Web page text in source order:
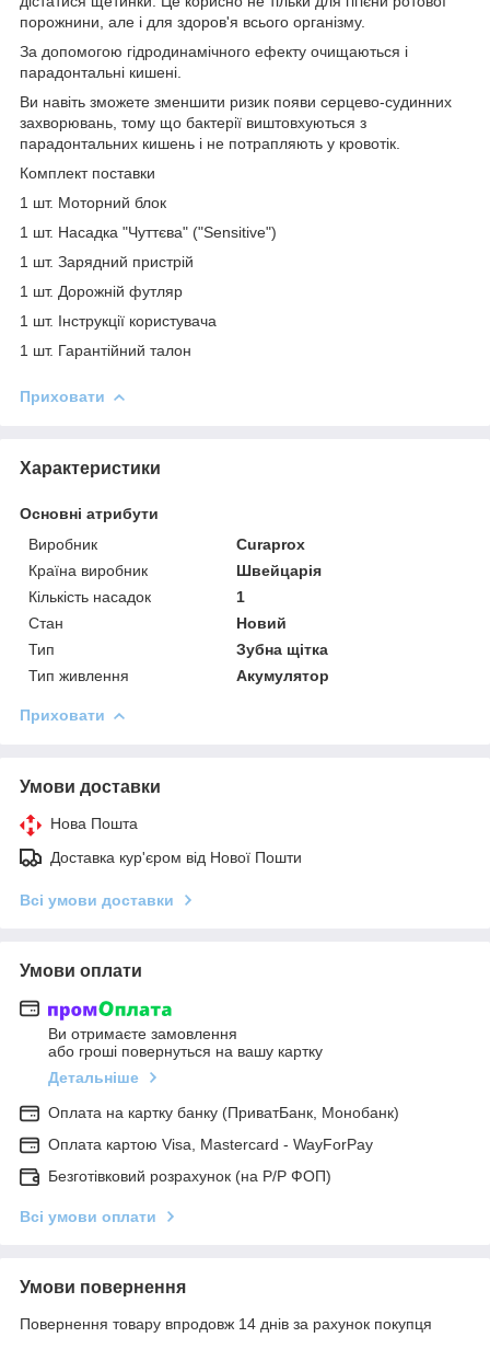
порожнини, але і для здоров'я всього організму.
За допомогою гідродинамічного ефекту очищаються і
парадонтальні кишені.
Ви навіть зможете зменшити ризик появи серцево-судинних
захворювань, тому що бактерії виштовхуються з
парадонтальних кишень і не потрапляють у кровотік.
Комплект поставки
1 шт. Моторний блок
1 шт. Насадка "Чуттєва" ("Sensitive")
1 шт. Зарядний пристрій
1 шт. Дорожній футляр
1 шт. Інструкції користувача
1 шт. Гарантійний талон
Приховати
Характеристики
Основні атрибути
Виробник
Curaprox
Країна виробник
Швейцарія
Кількість насадок
1
Стан
Новий
Тип
Зубна щітка
Тип живлення
Акумулятор
Приховати
Умови доставки
Нова Пошта
Доставка кур'єром від Нової Пошти
Всі умови доставки
Умови оплати
Ви отримаєте замовлення
або гроші повернуться на вашу картку
Детальніше
Оплата на картку банку (ПриватБанк, Монобанк)
Оплата картою Visa, Mastercard - WayForPay
Безготівковий розрахунок (на Р/Р ФОП)
Всі умови оплати
Умови повернення
Повернення товару впродовж 14 днів за рахунок покупця